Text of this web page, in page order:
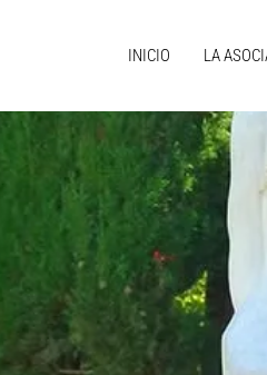
INICIO LA